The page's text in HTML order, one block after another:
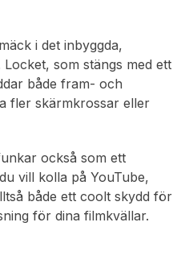
i det inbyggda,
som stängs med ett
både fram- och
fler skärmkrossar eller
också som ett
vill kolla på YouTube,
både ett coolt skydd för
för dina filmkvällar.